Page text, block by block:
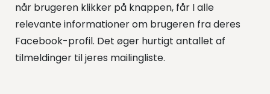
når brugeren klikker på knappen, får I alle
relevante informationer om brugeren fra deres
Facebook-profil. Det øger hurtigt antallet af
tilmeldinger til jeres mailingliste.